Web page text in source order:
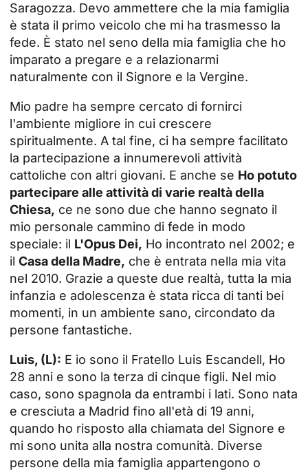
Saragozza. Devo ammettere che la mia famiglia
è stata il primo veicolo che mi ha trasmesso la
fede. È stato nel seno della mia famiglia che ho
imparato a pregare e a relazionarmi
naturalmente con il Signore e la Vergine.
Mio padre ha sempre cercato di fornirci
l'ambiente migliore in cui crescere
spiritualmente. A tal fine, ci ha sempre facilitato
la partecipazione a innumerevoli attività
cattoliche con altri giovani. E anche se Ho potuto
partecipare alle attività di varie realtà della
Chiesa, ce ne sono due che hanno segnato il
mio personale cammino di fede in modo
speciale: il L'Opus Dei, Ho incontrato nel 2002; e
il Casa della Madre, che è entrata nella mia vita
nel 2010. Grazie a queste due realtà, tutta la mia
infanzia e adolescenza è stata ricca di tanti bei
momenti, in un ambiente sano, circondato da
persone fantastiche.
Luis, (L): E io sono il Fratello Luis Escandell, Ho
28 anni e sono la terza di cinque figli. Nel mio
caso, sono spagnola da entrambi i lati. Sono nata
e cresciuta a Madrid fino all'età di 19 anni,
quando ho risposto alla chiamata del Signore e
mi sono unita alla nostra comunità. Diverse
persone della mia famiglia appartengono o